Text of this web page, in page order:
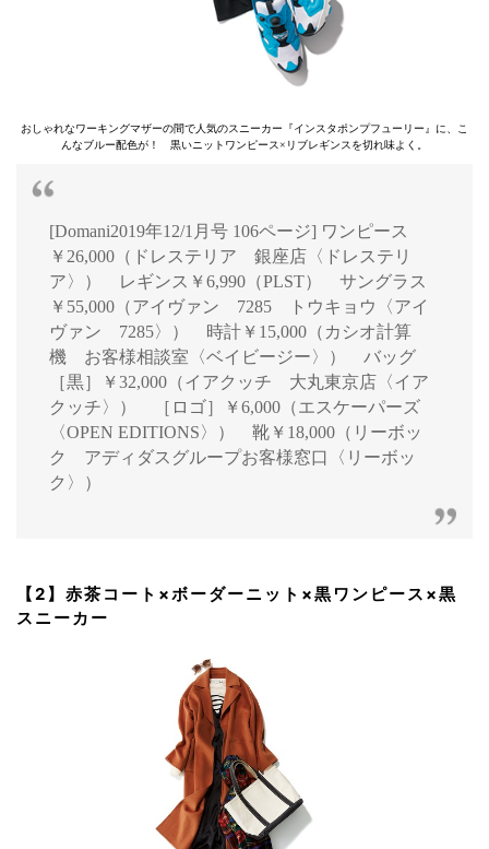
おしゃれなワーキングマザーの間で人気のスニーカー『インスタポンプフューリー』に、こ
んなブルー配色が！ 黒いニットワンピース×リブレギンスを切れ味よく。
[Domani2019年12/1月号 106ページ] ワンピース
￥26,000（ドレステリア 銀座店〈ドレステリ
ア〉） レギンス￥6,990（PLST） サングラス
￥55,000（アイヴァン 7285 トウキョウ〈アイ
ヴァン 7285〉） 時計￥15,000（カシオ計算
機 お客様相談室〈ベイビージー〉） バッグ
［黒］￥32,000（イアクッチ 大丸東京店〈イア
クッチ〉） ［ロゴ］￥6,000（エスケーパーズ
〈OPEN EDITIONS〉） 靴￥18,000（リーボッ
ク アディダスグループお客様窓口〈リーボッ
ク〉）
【2】赤茶コート×ボーダーニット×黒ワンピース×黒
スニーカー